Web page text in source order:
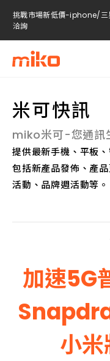
挑戰市場新低價-iphone/三
洽詢
挑戰市場新低價-iphone/三
洽詢
挑戰市場新低價-iphone/三
米可快訊
miko米可-您通訊
提供最新手機、平板
包括新產品發佈、產
活動、品牌週活動等。
加速5G
小